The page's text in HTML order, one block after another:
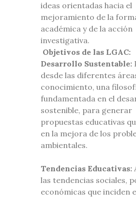
ideas orientadas hacia el
mejoramiento de la
académica y de la acción
investigativa.
Objetivos de las LGAC:
Desarrollo Sustentable:
desde las diferentes
conocimiento, una
fundamentada en el
sostenible, para generar
propuestas educativas
en la mejora de los
ambientales.
Tendencias Educativas:
las tendencias sociales,
económicas que inciden